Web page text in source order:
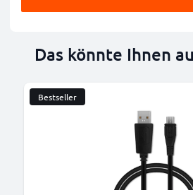
Das könnte Ihnen
Bestseller